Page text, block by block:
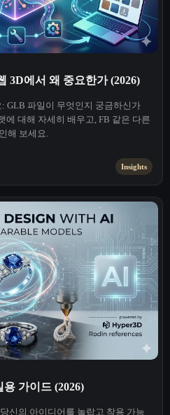
3D에서 왜 중요한가 (2026)
GLB 파일이 무엇인지 궁금하신가
에 대해 자세히 배우고, FB 같은 다른
해 보세요.
Insights
가이드 (2026)
신의 아이디어를 놀랍고 착용 가능